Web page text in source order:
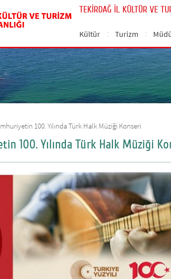
TEKİRDAĞ İL KÜLTÜR VE
Kültür Turizm
100. Yılında Türk Halk Müziği Konseri
100. Yılında Türk Halk Müziği